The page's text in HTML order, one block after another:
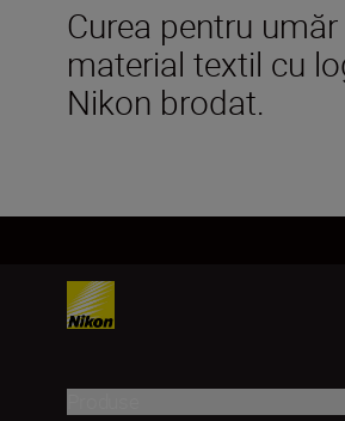
Curea pentru
material textil cu
Nikon brodat.